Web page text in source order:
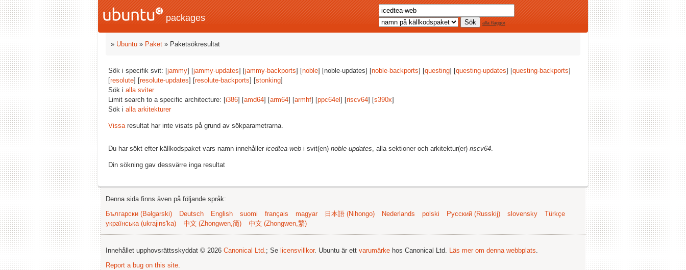
packages alla flaggor
» Ubuntu » Paket » Paketsökresultat
Sök i specifik svit: [jammy] [jammy-updates] [jammy-backports] [noble] [noble-updates] [noble-backports] [questing] [questing-updates] [questing-backports]
[resolute] [resolute-updates] [resolute-backports] [stonking]
Sök i alla sviter
Limit search to a specific architecture: [i386] [amd64] [arm64] [armhf] [ppc64el ] [riscv64] [s390x]
Sök i alla arkitekturer
Vissaresultat har inte visats på grund av sökparametrarna.
Du har sökt efter källkodspaket vars namn innehåller icedtea-web i svit(en) noble-updates, alla sektioner och arkitektur(er) riscv64.
Din sökning gav dessvärre inga resultat
Denna sida finns även på följande språk:
Български (Bəlgarski)
Deutsch English suomi français magyar 日本語 (Nihongo) Nederlands polski Русский (Russkij) slovensky
Türkçe
українська (ukrajins'ka)
中文 (Zhongwen,简) 中文 (Zhongwen,繁)
Innehållet upphovsrättsskyddat © 2026 Canonical Ltd.; Se licensvillkor. Ubuntu är ett varumärke hos Canonical Ltd. Läs mer om denna webbplats.
Report a bug on this site.